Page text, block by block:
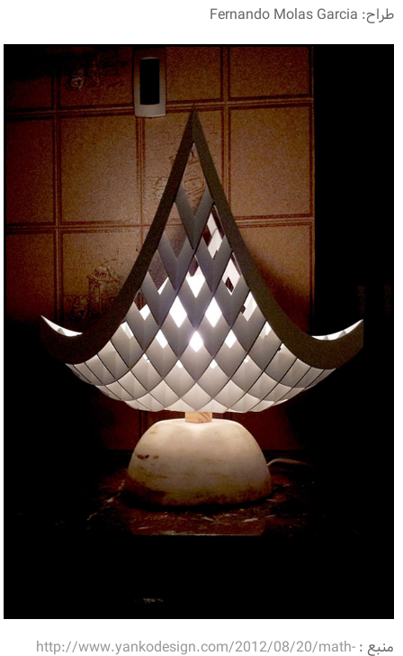
طراح: Fernando Molas Garcia
منبع :http://www.yankodesign.com/2012/08/20/math-